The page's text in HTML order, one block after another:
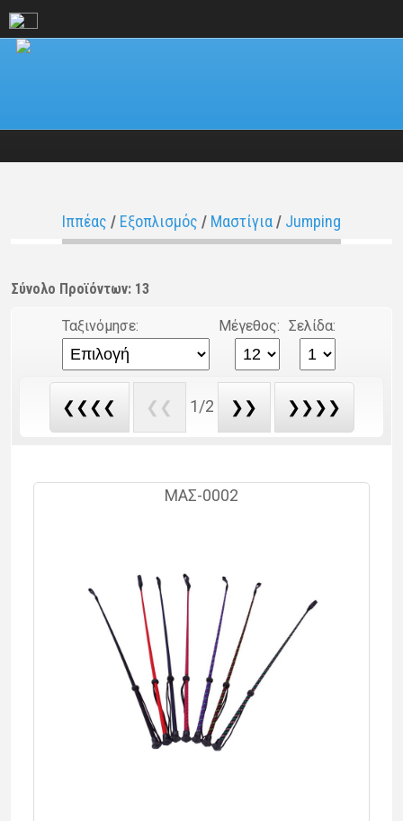
Ιππέας / Εξοπλισμός / Μαστίγια/ Jumping
Σύνολο Προϊόντων: 13
Ταξινόμησε: Μέγεθος: Σελίδα:
❮❮❮❮ ❮❮ 1/2 ❯❯ ❯❯❯❯
ΜΑΣ-0002